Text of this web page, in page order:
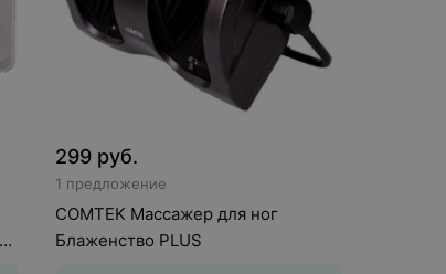
299 руб.
1 предложение
COMTEK Массажер для ног
Блаженство PLUS